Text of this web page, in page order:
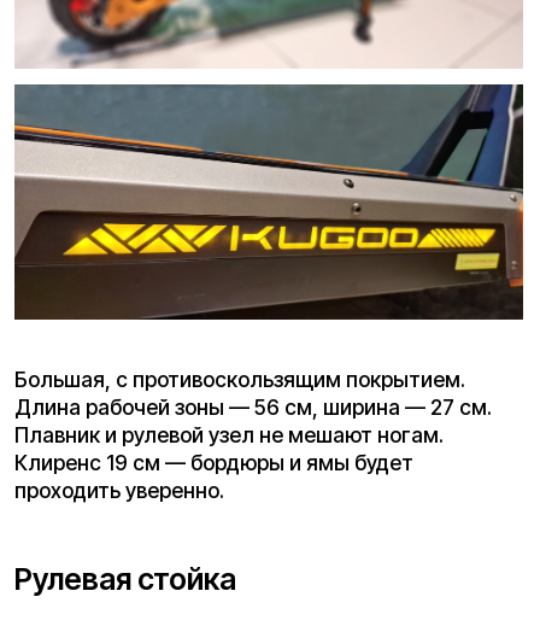
Руль со складным механизмом. Его ширина 73 см
— такой хват даёт отличный контроль на
неровностях и при манёврах. Грипсы из мягкого
материала с фиксаторами. Высота до грипс —
130 см от пола. Высота не регулируется, но для
роста от 165 до 190 см посадка получается
Ключи